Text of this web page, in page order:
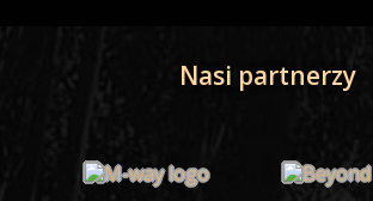
Nasi partnerzy